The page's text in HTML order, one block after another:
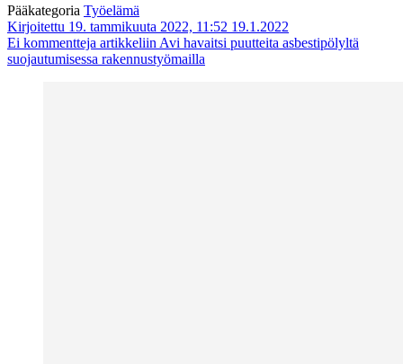
Pääkategoria Työelämä
Kirjoitettu 19. tammikuuta 2022, 11:52 19.1.2022
Ei kommentteja artikkeliin Avi havaitsi puutteita asbestipölyltä
suojautumisessa rakennustyömailla